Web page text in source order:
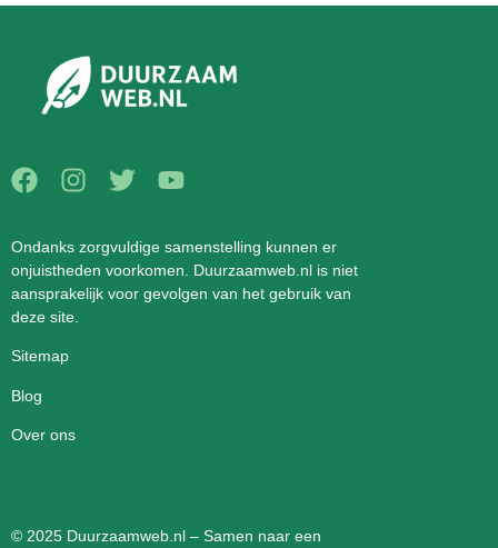
Ondanks zorgvuldige samenstelling kunnen er
onjuistheden voorkomen. Duurzaamweb.nl is niet
aansprakelijk voor gevolgen van het gebruik van
deze site.
Sitemap
Blog
Over ons
© 2025 Duurzaamweb.nl – Samen naar een